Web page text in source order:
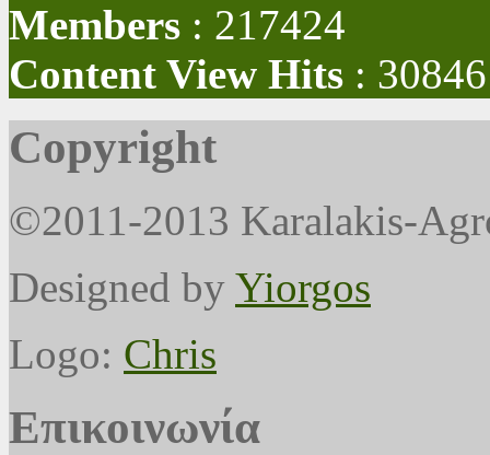
Members : 217424
Content View Hits : 30846
Copyright
©2011-2013 Karalakis-
Designed by Yiorgos
Logo: Chris
Επικοινωνία